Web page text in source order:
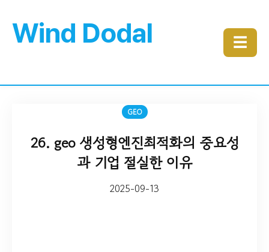
Wind Dodal ☰
GEO
26. geo 생성형엔진최적화의 중요성
과 기업 절실한 이유
2025-09-13